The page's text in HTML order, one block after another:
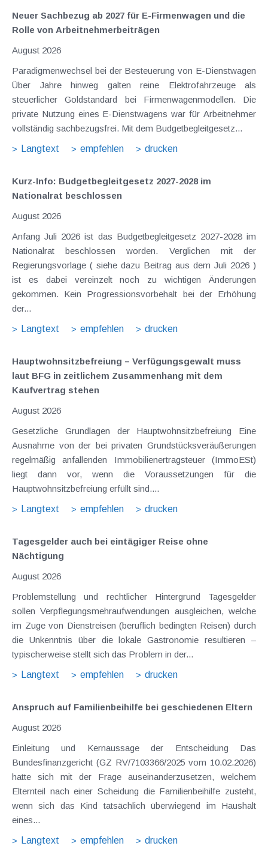
Neuer Sachbezug ab 2027 für E-Firmenwagen und die
Rolle von Arbeitnehmer​­beiträgen
August 2026
Paradigmenwechsel bei der Besteuerung von E-Dienstwagen
Über Jahre hinweg galten reine Elektrofahrzeuge als
steuerlicher Goldstandard bei Firmenwagenmodellen. Die
private Nutzung eines E-Dienstwagens war für Arbeitnehmer
vollständig sachbezugsfrei. Mit dem Budgetbegleitgesetz...
Langtext
empfehlen drucken
Kurz-Info: Budgetbegleitgesetz 2027-2028 im
Nationalrat beschlossen
August 2026
Anfang Juli 2026 ist das Budgetbegleitgesetz 2027-2028 im
Nationalrat beschlossen worden. Verglichen mit der
Regierungsvorlage ( siehe dazu Beitrag aus dem Juli 2026 )
ist es dabei vereinzelt noch zu wichtigen Änderungen
gekommen. Kein Progressionsvorbehalt bei der Erhöhung
der...
Langtext
empfehlen drucken
Hauptwohnsitz​­befreiung – Verfügungsgewalt muss
laut BFG in zeitlichem Zusammenhang mit dem
Kaufvertrag stehen
August 2026
Gesetzliche Grundlagen der Hauptwohnsitzbefreiung Eine
Ausnahme von der bei privaten Grundstücksveräußerungen
regelmäßig anfallenden Immobilienertragsteuer (ImmoESt)
liegt dann vor, wenn die Voraussetzungen für die
Hauptwohnsitzbefreiung erfüllt sind....
Langtext
empfehlen drucken
Tagesgelder auch bei eintägiger Reise ohne
Nächtigung
August 2026
Problemstellung und rechtlicher Hintergrund Tagesgelder
sollen Verpflegungsmehraufwendungen ausgleichen, welche
im Zuge von Dienstreisen (beruflich bedingten Reisen) durch
die Unkenntnis über die lokale Gastronomie resultieren –
typischerweise stellt sich das Problem in der...
Langtext
empfehlen drucken
Anspruch auf Familienbeihilfe bei geschiedenen Eltern
August 2026
Einleitung und Kernaussage der Entscheidung Das
Bundesfinanzgericht (GZ RV/7103366/2025 vom 10.02.2026)
hatte sich mit der Frage auseinanderzusetzen, welchem
Elternteil nach einer Scheidung die Familienbeihilfe zusteht,
wenn sich das Kind tatsächlich überwiegend im Haushalt
eines...
Langtext
empfehlen drucken